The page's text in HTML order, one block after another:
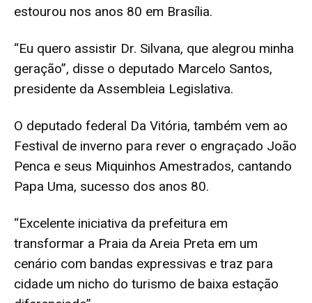
estourou nos anos 80 em Brasília.
“Eu quero assistir Dr. Silvana, que alegrou minha
geração”, disse o deputado Marcelo Santos,
presidente da Assembleia Legislativa.
O deputado federal Da Vitória, também vem ao
Festival de inverno para rever o engraçado João
Penca e seus Miquinhos Amestrados, cantando
Papa Uma, sucesso dos anos 80.
“Excelente iniciativa da prefeitura em
transformar a Praia da Areia Preta em um
cenário com bandas expressivas e traz para
cidade um nicho do turismo de baixa estação